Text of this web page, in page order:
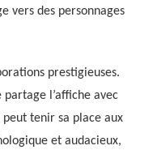
vers des personnages
prestigieuses.
partage l’affiche avec
peut tenir sa place aux
et audacieux,